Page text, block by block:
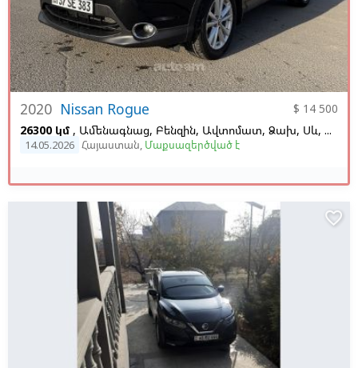
2020 Nissan Rogue
$ 14 500
26300 կմ , Ամենագնաց, Բենզին, Ավտոմատ, Ձախ, Սև, Սև
14.05.2026 Հայաստան, Մաքսազերծված է
favorite_border